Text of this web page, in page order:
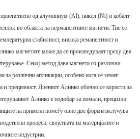
првенствено од алуминиум (Al), никел (Ni) и кобалт
во областа на перманентните магнети. Тие се
стабилност, висока реманентност и
магнетите може да се произведуваат преку два
Секој метод дава магнети со различни
за различни апликации, особено кога се земат
и прецизност. Лиениот Алнико обично се користи за
Алнико е подобар за помали, прецизни
на примена помеѓу овие две форми вклучува
процеси, својствата на материјалите и
индустрии.